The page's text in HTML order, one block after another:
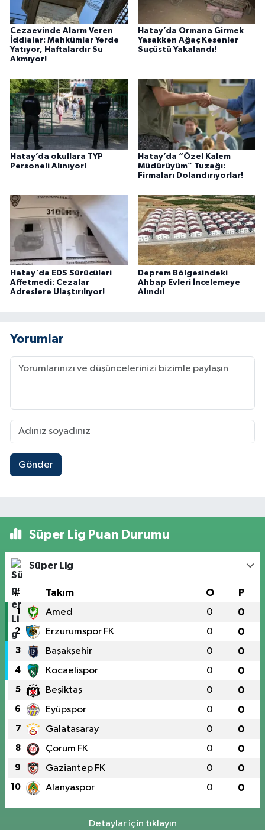
Cezaevinde Alarm Veren
İddialar: Mahkûmlar Yerde
Yatıyor, Haftalardır Su
Akmıyor!
Hatay’da Ormana Girmek
Yasakken Ağaç Kesenler
Suçüstü Yakalandı!
Hatay’da okullara TYP
Personeli Alınıyor!
Hatay’da “Özel Kalem
Müdürüyüm” Tuzağı:
Firmaları Dolandırıyorlar!
Hatay'da EDS Sürücüleri
Affetmedi: Cezalar
Adreslere Ulaştırılıyor!
Deprem Bölgesindeki
Ahbap Evleri İncelemeye
Alındı!
Yorumlar
Gönder
Süper Lig Puan Durumu
Süper Lig
# Takım O P
1 Amed 0 0
2 Erzurumspor FK 0 0
3 Başakşehir 0 0
4 Kocaelispor 0 0
5 Beşiktaş 0 0
6 Eyüpspor 0 0
7 Galatasaray 0 0
8 Çorum FK 0 0
9 Gaziantep FK 0 0
10 Alanyaspor 0 0
Detaylar için tıklayın